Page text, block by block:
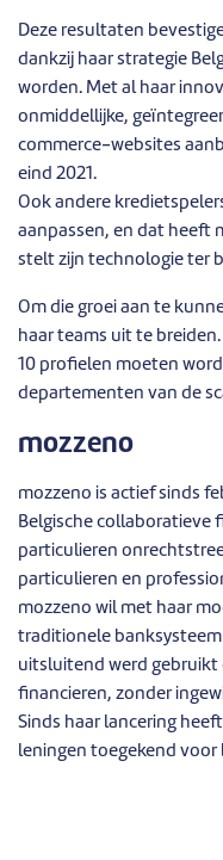
Deze resultaten
dankzij haar strategie
worden. Met al haar
onmiddellijke,
commerce-websites
eind 2021.
Ook andere
aanpassen, en dat heeft
stelt zijn technologie ter
Om die groei aan te
haar teams uit te
10 profielen moeten
departementen van de
mozzeno
mozzeno is actief sinds
Belgische collaboratieve
particulieren
particulieren en
mozzeno wil met haar
traditionele
uitsluitend werd gebruikt
financieren, zonder
Sinds haar lancering
leningen toegekend voor